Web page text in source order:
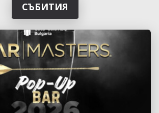
СЪБИТИЯ